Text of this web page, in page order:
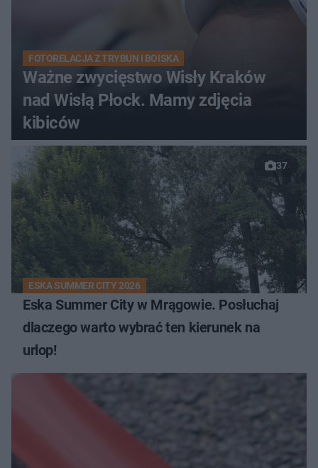
FOTORELACJA Z TRYBUN I BOISKA
Ważne zwycięstwo Wisły Kraków
nad Wisłą Płock. Mamy zdjęcia
kibiców
37
ESKA SUMMER CITY 2026
Eska Summer City w Mrągowie. Posłuchaj
dlaczego warto wybrać ten kierunek na
urlop!